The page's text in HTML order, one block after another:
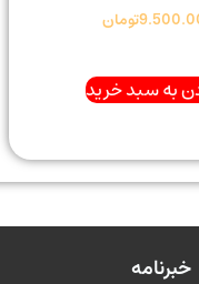
تومان
به سبد خرید
خبرنامه